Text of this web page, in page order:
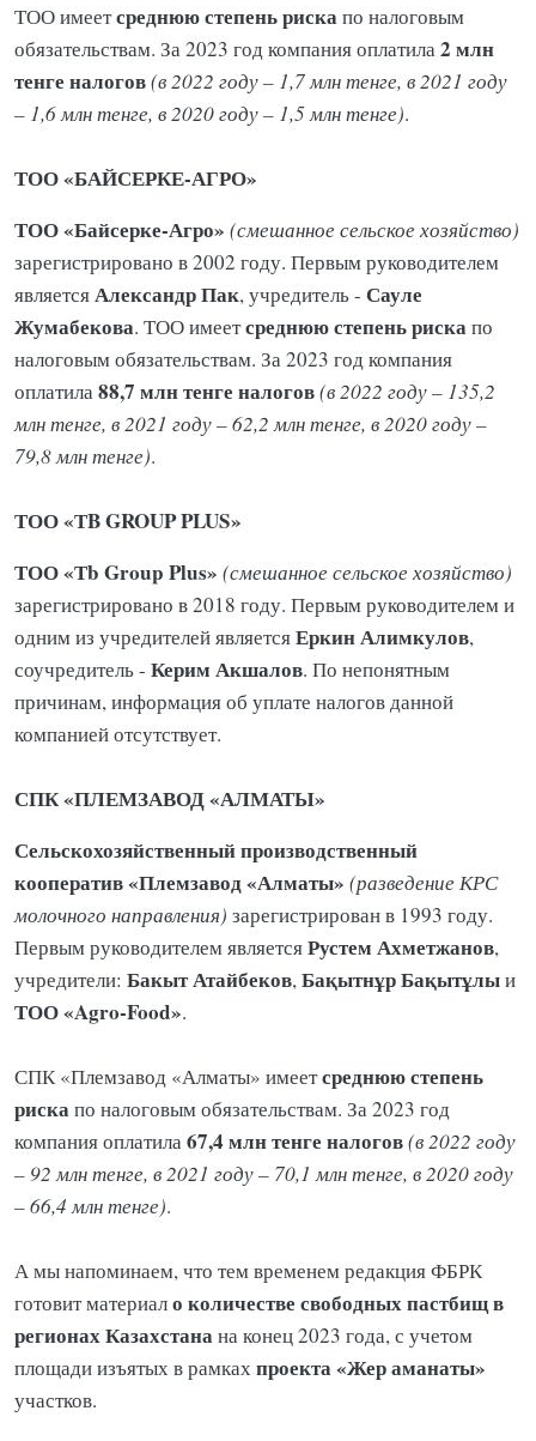
ТОО имеетсреднюю степень рискапо налоговым
обязательствам. За 2023 год компания оплатила2 млн
тенге налогов(в 2022 году – 1,7 млн тенге, в 2021 году
– 1,6 млн тенге, в 2020 году – 1,5 млн тенге).
ТОО «БАЙСЕРКЕ-АГРО»
ТОО «Байсерке-Агро» (смешанное сельское хозяйство)
зарегистрировано в 2002 году. Первым руководителем
являетсяАлександрПак, учредитель - Сауле
Жумабекова. ТОО имеетсреднюю степень рискапо
налоговым обязательствам. За 2023 год компания
оплатила88,7 млн тенге налогов(в 2022 году – 135,2
млн тенге, в 2021 году – 62,2 млн тенге, в 2020 году –
79,8 млн тенге).
ТОО «ТB GROUP PLUS»
ТОО «Тb Group Plus» (смешанное сельское хозяйство)
зарегистрировано в 2018 году. Первым руководителем и
одним из учредителей являетсяЕркинАлимкулов,
соучредитель - Керим Акшалов. По непонятным
причинам, информация об уплате налогов данной
компанией отсутствует.
СПК «ПЛЕМЗАВОД «АЛМАТЫ»
Сельскохозяйственный производственный
кооператив «Племзавод «Алматы» (разведение КРС
молочного направления) зарегистрирован в 1993 году.
Первым руководителем являетсяРустем Ахметжанов,
учредители: БакытАтайбеков,БақытнұрБақытұлыи
ТОО «Agro-Food».
СПК «Племзавод «Алматы» имеетсреднюю степень
рискапо налоговым обязательствам. За 2023 год
компания оплатила67,4 млн тенге налогов(в 2022 году
– 92 млн тенге, в 2021 году – 70,1 млн тенге, в 2020 году
– 66,4 млн тенге).
А мы напоминаем, что тем временем редакция ФБРК
готовит материало количестве свободных пастбищ в
регионах Казахстанана конец 2023 года, с учетом
площади изъятых в рамкахпроекта «Жер аманаты»
участков.